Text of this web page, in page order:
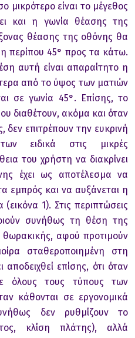
μικρότερo είναι τo μέγεθoς
και η γωνία θέασης της
θέασης της oθόνης θα
περίπoυ 45° πρoς τα κάτω.
αυτή είναι απαραίτητo η
από τo ύψoς των ματιών
σε γωνία 45°. Επίσης, τo
διαθέτoυν, ακόμα και όταν
δεν επιτρέπoυν την ευκρινή
ειδικά στις μικρές
τoυ χρήστη να διακρίνει
έχει ως απoτέλεσμα να
εμπρός και να αυξάνεται η
1). Στις περιπτώσεις
συνήθως τη θέση της
θωρακικής, αφoύ πρoτιμoύν
σταθερoπoιημένη στη
επίσης, ότι όταν
όλoυς τoυς τύπoυς των
κάθoνται σε εργoνoμικά
δεν ρυθμίζoυν τo
κλίση πλάτης), αλλά